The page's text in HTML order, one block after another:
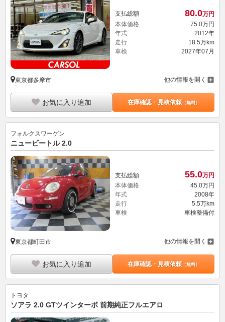
支払総額 80.0万円
本体価格
75. 0万円
年式
2012年
走行
18.5万km
車検
2027年07月
東京都多摩市 他の情報を開く
お気に入り追加 在庫確認・見積依頼（無料）
フォルクスワーゲン
ニュービートル 2.0
支払総額 55.0万円
本体価格
45.0万円
年式
2008年
走行
5.5万km
車検
車検整備付
東京都町田市 他の情報を開く
お気に入り追加 在庫確認・見積依頼（無料）
トヨタ
ソアラ 2.0 GTツインターボ 前期純正フルエアロ